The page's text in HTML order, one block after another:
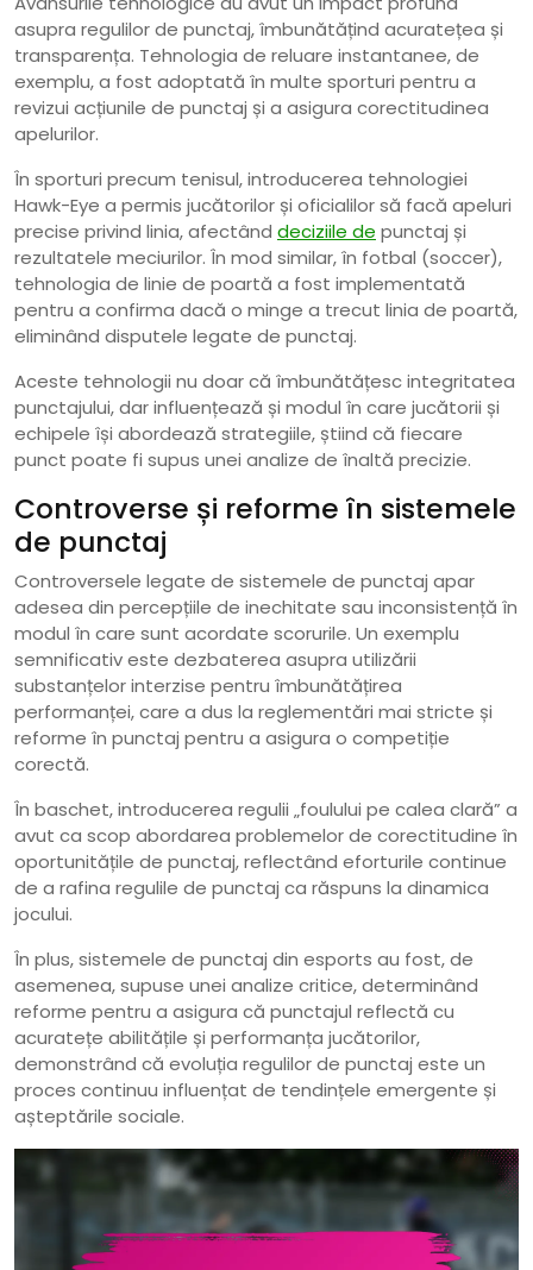
asupra regulilor de punctaj, îmbunătățind acuratețea și
transparența. Tehnologia de reluare instantanee, de
exemplu, a fost adoptată în multe sporturi pentru a
revizui acțiunile de punctaj și a asigura corectitudinea
apelurilor.
În sporturi precum tenisul, introducerea tehnologiei
Hawk-Eye a permis jucătorilor și oficialilor să facă apeluri
precise privind linia, afectând deciziile de punctaj și
rezultatele meciurilor. În mod similar, în fotbal (soccer),
tehnologia de linie de poartă a fost implementată
pentru a confirma dacă o minge a trecut linia de poartă,
eliminând disputele legate de punctaj.
Aceste tehnologii nu doar că îmbunătățesc integritatea
punctajului, dar influențează și modul în care jucătorii și
echipele își abordează strategiile, știind că fiecare
punct poate fi supus unei analize de înaltă precizie.
Controverse și reforme în sistemele
de punctaj
Controversele legate de sistemele de punctaj apar
adesea din percepțiile de inechitate sau inconsistență în
modul în care sunt acordate scorurile. Un exemplu
semnificativ este dezbaterea asupra utilizării
substanțelor interzise pentru îmbunătățirea
performanței, care a dus la reglementări mai stricte și
reforme în punctaj pentru a asigura o competiție
corectă.
În baschet, introducerea regulii „foulului pe calea clară” a
avut ca scop abordarea problemelor de corectitudine în
oportunitățile de punctaj, reflectând eforturile continue
de a rafina regulile de punctaj ca răspuns la dinamica
jocului.
În plus, sistemele de punctaj din esports au fost, de
asemenea, supuse unei analize critice, determinând
reforme pentru a asigura că punctajul reflectă cu
acuratețe abilitățile și performanța jucătorilor,
demonstrând că evoluția regulilor de punctaj este un
proces continuu influențat de tendințele emergente și
așteptările sociale.